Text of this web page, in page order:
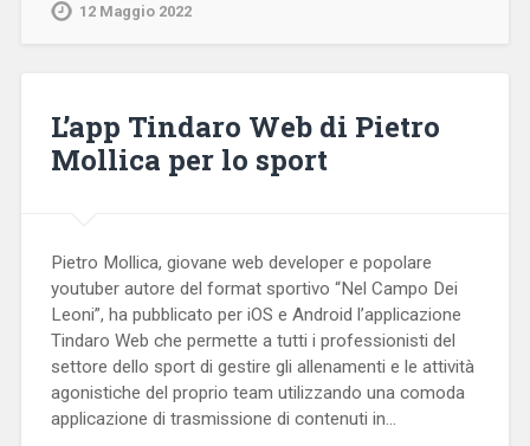
12 Maggio 2022
L’app Tindaro Web di Pietro
Mollica per lo sport
Pietro Mollica, giovane web developer e popolare
youtuber autore del format sportivo “Nel Campo Dei
Leoni”, ha pubblicato per iOS e Android l’applicazione
Tindaro Web che permette a tutti i professionisti del
settore dello sport di gestire gli allenamenti e le attività
agonistiche del proprio team utilizzando una comoda
applicazione di trasmissione di contenuti in…